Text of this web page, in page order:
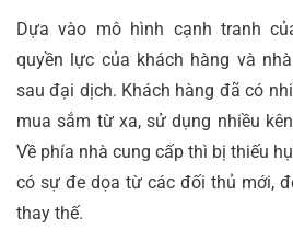
Dựa vào mô hình cạnh tranh
quyền lực của khách hàng và
sau đại dịch. Khách hàng đã có
mua sắm từ xa, sử dụng nhiều
Về phía nhà cung cấp thì bị thiếu
có sự đe dọa từ các đối thủ mới,
thay thế.